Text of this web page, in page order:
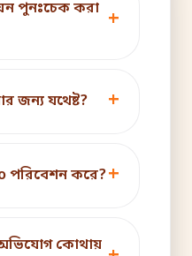
পুনঃচেক করা
জন্য যথেষ্ট?
পরিবেশন করে?
কোথায়